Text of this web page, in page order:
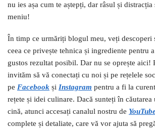
nu ies așa cum te aștepți, dar râsul și
meniu!
În timp ce urmăriți blogul meu, veți descoperi
ceea ce privește tehnica și ingrediente pentru
gustos rezultat posibil. Dar nu se oprește aici!
invităm să vă conectați cu noi și pe rețelele
pe Facebook și Instagram pentru a fi la
rețete și idei culinare. Dacă sunteți în
cină, atunci accesați canalul nostru de
complete și detaliate, care vă vor ajuta să